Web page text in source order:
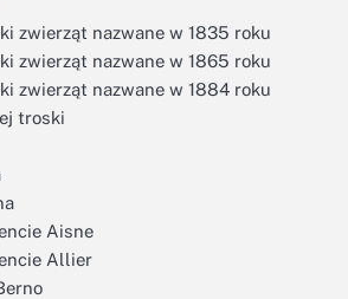
zwierząt nazwane w 1835 roku
zwierząt nazwane w 1865 roku
zwierząt nazwane w 1884 roku
troski
Aisne
Allier